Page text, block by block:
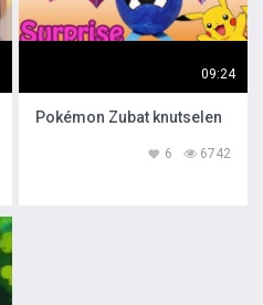
09:24
Pokémon Zubat knutselen
6742
6